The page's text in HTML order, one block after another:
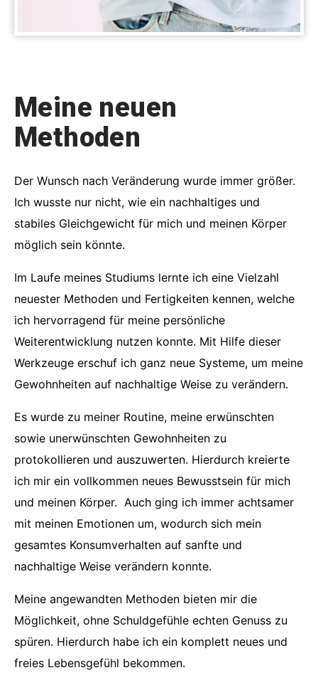
Meine neuen
Methoden
Der Wunsch nach Veränderung wurde immer größer.
Ich wusste nur nicht, wie ein nachhaltiges und
stabiles Gleichgewicht für mich und meinen Körper
möglich sein könnte.
Im Laufe meines Studiums lernte ich eine Vielzahl
neuester Methoden und Fertigkeiten kennen, welche
ich hervorragend für meine persönliche
Weiterentwicklung nutzen konnte. Mit Hilfe dieser
Werkzeuge erschuf ich ganz neue Systeme, um meine
Gewohnheiten auf nachhaltige Weise zu verändern.
Es wurde zu meiner Routine, meine erwünschten
sowie unerwünschten Gewohnheiten zu
protokollieren und auszuwerten. Hierdurch kreierte
ich mir ein vollkommen neues Bewusstsein für mich
und meinen Körper. Auch ging ich immer achtsamer
mit meinen Emotionen um, wodurch sich mein
gesamtes Konsumverhalten auf sanfte und
nachhaltige Weise verändern konnte.
Meine angewandten Methoden bieten mir die
Möglichkeit, ohne Schuldgefühle echten Genuss zu
spüren. Hierdurch habe ich ein komplett neues und
freies Lebensgefühl bekommen.